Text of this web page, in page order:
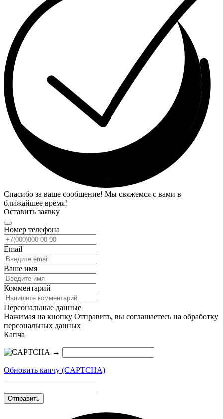
Спасибо за ваше сообщение! Мы свяжемся с вами в
ближайшее время!
Оставить заявку
Номер телефона
Email
Ваше имя
Комментарий
Персональные данные
Нажимая на кнопку Отправить, вы соглашаетесь на обработку
персональных данных
Капча
→
Обновить капчу (CAPTCHA)
Отправить